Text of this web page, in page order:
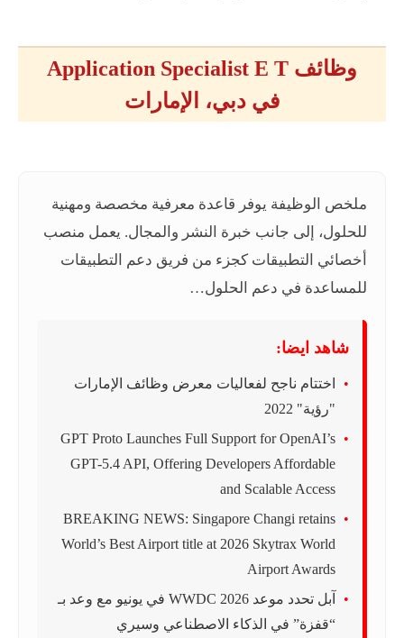
وظائف Application Specialist E T
في دبي، الإمارات
ملخص الوظيفة يوفر قاعدة معرفية مخصصة ومهنية
للحلول، إلى جانب خبرة النشر والمجال. يعمل منصب
أخصائي التطبيقات كجزء من فريق دعم التطبيقات
للمساعدة في دعم الحلول…
شاهد ايضا:
اختتام ناجح لفعاليات معرض وظائف الإمارات
"رؤية" 2022
GPT Proto Launches Full Support for OpenAI’s
GPT-5.4 API, Offering Developers Affordable
and Scalable Access
BREAKING NEWS: Singapore Changi retains
World’s Best Airport title at 2026 Skytrax World
Airport Awards
آبل تحدد موعد WWDC 2026 في يونيو مع وعد بـ
“قفزة” في الذكاء الاصطناعي وسيري